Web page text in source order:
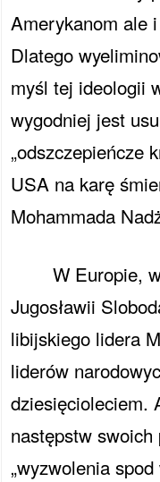
Amerykanom ale
Dlatego
myśl tej ideologii
wygodniej jest
„odszczepieńcze
USA na karę
Mohammada
W Europie,
Jugosławii
libijskiego lidera
liderów
dziesięcioleciem.
następstw
„wyzwolenia